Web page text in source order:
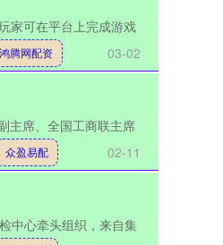
家可在平台上完成游戏
03-02
鸿腾网配资
主席、全国工商联主席
02-11
众盈易配
中心牵头组织，来自集